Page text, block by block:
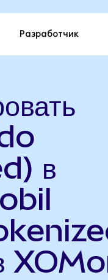
Разработчик
в